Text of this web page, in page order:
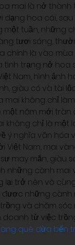
mai là nở
dạng hoa cái,
một tuần, những
tươi sáng,
chính là vào
tình trạng nở hoa
Nam, hình
giàu có và tài
mai không chỉ
năm mới tràn
không chỉ là
ý nghĩa văn hóa
Việt Nam, mai
may mắn, giàu
những cành
lại trở nên vô
được những
và chăm sóc
doanh từ việc
quê dừa bến